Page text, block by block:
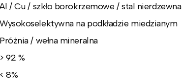
Al / Cu / szkło borokrzemowe / stal nierdzewna
Wysokoselektywna na podkładzie miedzianym
Próżnia / wełna mineralna
> 92 %
< 8%